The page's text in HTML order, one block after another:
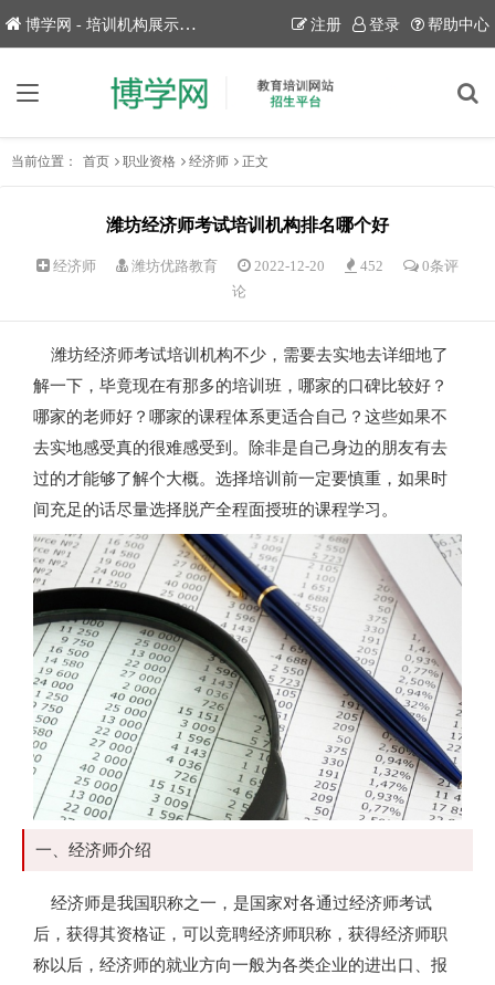
博学网 - 培训机构展示平台！ 注册 登录 帮助中心
当前位置： 首页 职业资格 经济师 正文
潍坊经济师考试培训机构排名哪个好
经济师 潍坊优路教育 2022-12-20 452
0条评
论
潍坊经济师考试培训机构不少，需要去实地去详细地了
解一下，毕竟现在有那多的培训班，哪家的口碑比较好？
哪家的老师好？哪家的课程体系更适合自己？这些如果不
去实地感受真的很难感受到。除非是自己身边的朋友有去
过的才能够了解个大概。选择培训前一定要慎重，如果时
间充足的话尽量选择脱产全程面授班的课程学习。
一、经济师介绍
经济师是我国职称之一，是国家对各通过经济师考试
后，获得其资格证，可以竞聘经济师职称，获得经济师职
称以后，经济师的就业方向一般为各类企业的进出口、报